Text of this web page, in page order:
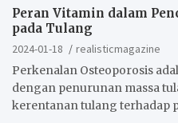
Peran Vitamin dalam
pada Tulang
2024-01-18
realisticmagazine
Perkenalan Osteoporosis
dengan penurunan massa
kerentanan tulang terhadap